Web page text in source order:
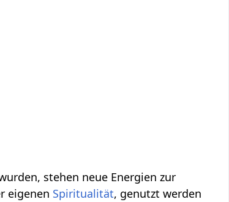
stehen neue Energien zur
eigenen Spiritualität, genutzt werden